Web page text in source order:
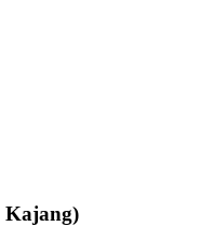
Kajang)